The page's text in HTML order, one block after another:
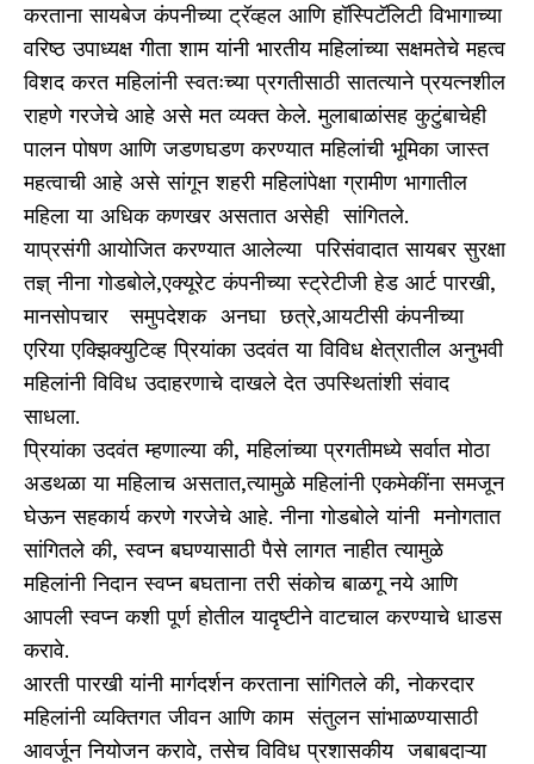
करताना सायबेज कंपनीच्या ट्रॅव्हल आणि हॉस्पिटॅलिटी विभागाच्या
वरिष्ठ उपाध्यक्ष गीता शाम यांनी भारतीय महिलांच्या सक्षमतेचे महत्व
विशद करत महिलांनी स्वतःच्या प्रगतीसाठी सातत्याने प्रयत्नशील
राहणे गरजेचे आहे असे मत व्यक्त केले. मुलाबाळांसह कुटुंबाचेही
पालन पोषण आणि जडणघडण करण्यात महिलांची भूमिका जास्त
महत्वाची आहे असे सांगून शहरी महिलांपेक्षा ग्रामीण भागातील
महिला या अधिक कणखर असतात असेही सांगितले.
याप्रसंगी आयोजित करण्यात आलेल्या परिसंवादात सायबर सुरक्षा
तज्ञ् नीना गोडबोले,एक्यूरेट कंपनीच्या स्ट्रेटीजी हेड आर्ट पारखी,
मानसोपचार समुपदेशक अनघा छत्रे,आयटीसी कंपनीच्या
एरिया एक्झिक्युटिव्ह प्रियांका उदवंत या विविध क्षेत्रातील अनुभवी
महिलांनी विविध उदाहरणाचे दाखले देत उपस्थितांशी संवाद
साधला.
प्रियांका उदवंत म्हणाल्या की, महिलांच्या प्रगतीमध्ये सर्वात मोठा
अडथळा या महिलाच असतात,त्यामुळे महिलांनी एकमेकींना समजून
घेऊन सहकार्य करणे गरजेचे आहे. नीना गोडबोले यांनी मनोगतात
सांगितले की, स्वप्न बघण्यासाठी पैसे लागत नाहीत त्यामुळे
महिलांनी निदान स्वप्न बघताना तरी संकोच बाळगू नये आणि
आपली स्वप्न कशी पूर्ण होतील यादृष्टीने वाटचाल करण्याचे धाडस
करावे.
आरती पारखी यांनी मार्गदर्शन करताना सांगितले की, नोकरदार
महिलांनी व्यक्तिगत जीवन आणि काम संतुलन सांभाळण्यासाठी
आवर्जून नियोजन करावे, तसेच विविध प्रशासकीय जबाबदाऱ्या